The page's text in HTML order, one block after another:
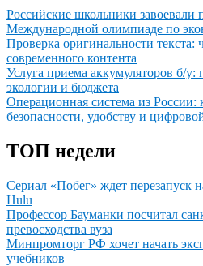
Российские школьники завоевали
Международной олимпиаде по
Проверка оригинальности текста:
современного контента
Услуга приема аккумуляторов б/у:
экологии и бюджета
Операционная система из России:
безопасности, удобству и
ТОП недели
Сериал «Побег» ждет перезапуск
Hulu
Профессор Бауманки посчитал
превосходства вуза
Минпромторг РФ хочет начать
учебников